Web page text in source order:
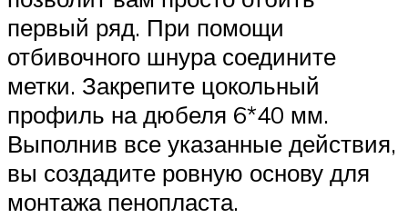
первый ряд. При помощи
отбивочного шнура соедините
метки. Закрепите цокольный
профиль на дюбеля 6*40 мм.
Выполнив все указанные действия,
вы создадите ровную основу для
монтажа пенопласта.